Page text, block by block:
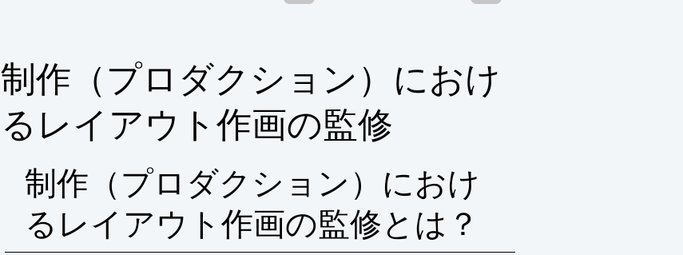
制作（プロダクション）におけ
るレイアウト作画の監修
制作（プロダクション）におけ
るレイアウト作画の監修とは？